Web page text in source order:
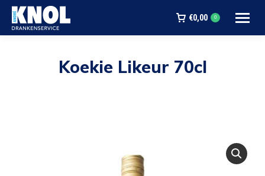
€0,00 0
Koekie Likeur 70cl